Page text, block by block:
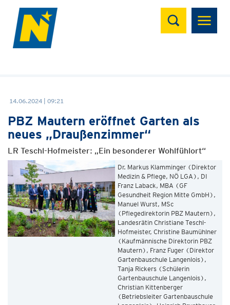
Suchen
14.06.2024 | 09:21
PBZ Mautern eröffnet Garten als
neues „Draußenzimmer“
LR Teschl-Hofmeister: „Ein besonderer Wohlfühlort“
Dr. Markus Klamminger (Direktor
Medizin & Pflege, NÖ LGA), DI
Franz Laback, MBA (GF
Gesundheit Region Mitte GmbH),
Manuel Wurst, MSc
(Pflegedirektorin PBZ Mautern),
Landesrätin Christiane Teschl-
Hofmeister, Christine Baumühlner
(Kaufmännische Direktorin PBZ
Mautern), Franz Fuger (Direktor
Gartenbauschule Langenlois),
Tanja Rickers (Schülerin
Gartenbauschule Langenlois),
Christian Kittenberger
(Betriebsleiter Gartenbauschule